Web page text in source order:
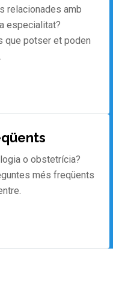
relacionades amb
especialitat?
que potser et poden
o obstetrícia?
més freqüents